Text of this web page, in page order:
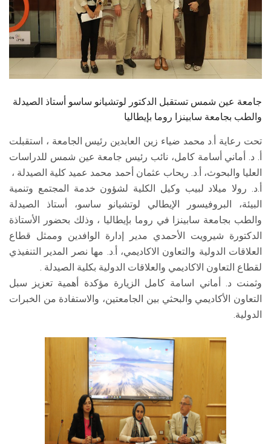
الموظفون
الزائـرون
جامعة عين شمس تستقبل الدكتور لوتشيانو ساسو أستاذ الصيدلة
والطب بجامعة سابينزا روما بإيطاليا
تحت رعاية أ.د محمد ضياء زين العابدين رئيس الجامعة ، استقبلت
أ. د. أماني أسامة كامل، نائب رئيس جامعة عين شمس للدراسات
العليا والبحوث، أ.د. ريحاب عثمان أحمد محمد عميد كلية الصيدلة ،
أ.د. رولا ميلاد لبيب وكيل الكلية لشؤون خدمة المجتمع وتنمية
البيئة، البروفيسور الإيطالي لوتشيانو ساسو، أستاذ الصيدلة
والطب بجامعة سابينزا في روما بإيطاليا ، وذلك بحضور الأستاذة
الدكتورة شيرويت الأحمدي مدير إدارة الوافدين وممثل قطاع
العلاقات الدولية والتعاون الاكاديمي، أ.د. مها نصر المدير التنفيذي
لقطاع التعاون الاكاديمي والعلاقات الدولية بكلية الصيدلة .
وثمنت د. أماني اسامة كامل الزيارة مؤكدة أهمية تعزيز سبل
التعاون الأكاديمي والبحثي بين الجامعتين، والاستفادة من الخبرات
الدولية.